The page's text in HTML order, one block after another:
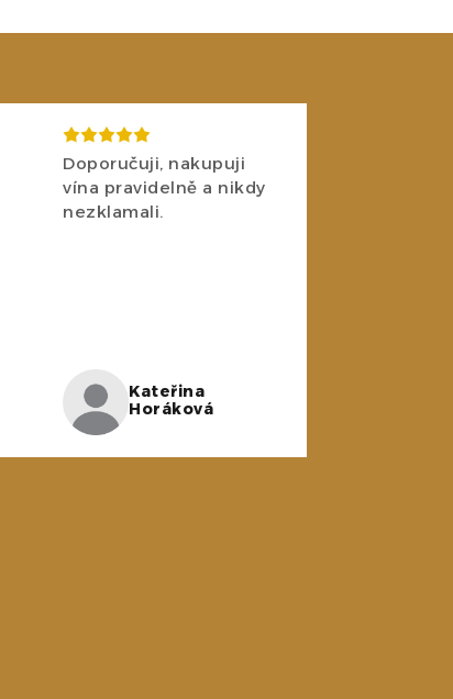
Doporučuji, nakupuji
vína pravidelně a nikdy
nezklamali.
Kateřina
Horáková